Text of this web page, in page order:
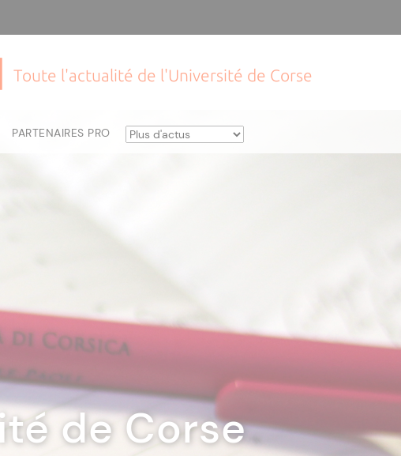
Toute l'actualité de l'Université de Corse
PARTENAIRES PRO
de Corse